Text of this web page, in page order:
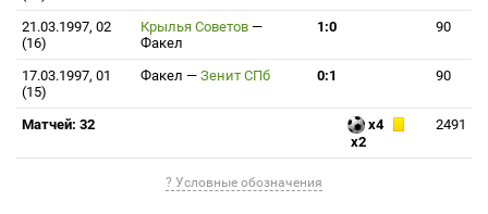
21.03.1997, 02
(16)
Крылья Советов —
Факел
1:0 90
17.03.1997, 01
(15)
Факел — Зенит СПб 0:1 90
Матчей: 32
x4
x2
2491
? Условные обозначения